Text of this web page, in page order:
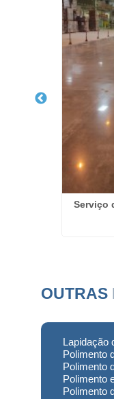
Serviço
OUTRAS
Lapidação
Polimento
Polimento
Polimento
Polimento